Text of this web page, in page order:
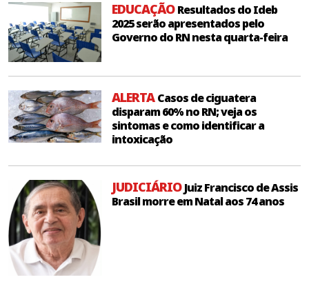
EDUCAÇÃOResultados do Ideb
2025 serão apresentados pelo
Governo do RN nesta quarta-feira
ALERTACasos de ciguatera
disparam 60% no RN; veja os
sintomas e como identificar a
intoxicação
JUDICIÁRIOJuiz Francisco de Assis
Brasil morre em Natal aos 74 anos